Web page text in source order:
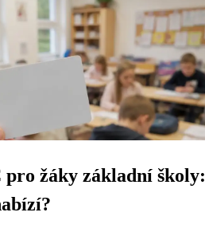
žáky základní školy: